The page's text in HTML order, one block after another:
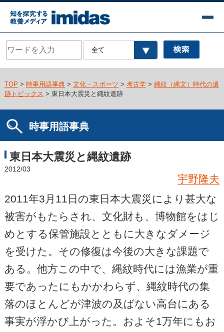
TOP > 時事用語事典> 文化・スポーツ > 考古学> 縄紋（縄文）時代の遺
跡トピックス > 東日本大震災と縄紋遺跡
時事用語事典
東日本大震災と縄紋遺跡
2012/03
宇野隆夫
2011年3月11日の東日本大震災により甚大な
被害がもたらされ、文化財も、博物館をはじ
めとする保管施設とともに大きなダメージ
を受けた。その修復は今後の大きな課題で
ある。他方この中で、縄紋時代には漁業が重
要であったにもかかわらず、縄紋時代の集
落のほとんどが津波の及ばない高台にある
事実が浮かび上がった。およそ1万年にもお